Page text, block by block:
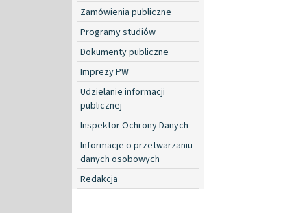
Zamówienia publiczne
Programy studiów
Dokumenty publiczne
Imprezy PW
Udzielanie informacji
publicznej
Inspektor Ochrony Danych
Informacje o przetwarzaniu
danych osobowych
Redakcja